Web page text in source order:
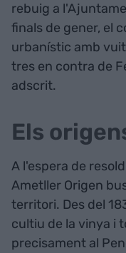
rebuig a
finals de gener, el
urbanístic amb vuit
tres en contra de
adscrit.
Els
A l'espera de
Ametller Origen
territori. Des del
cultiu de la vinya i
precisament al